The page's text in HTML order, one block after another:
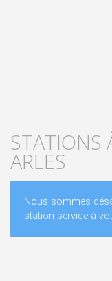
STATIONS
ARLES
Nous sommes
station-service à